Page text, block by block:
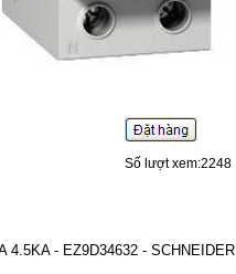
Số lượt xem:2248
4.5KA - EZ9D34632 - SCHNEIDER